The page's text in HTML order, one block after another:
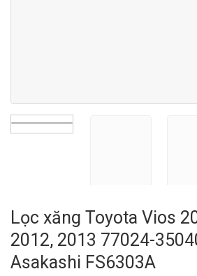
Lọc xăng Toyota Vios
2012, 2013 77024-
Asakashi FS6303A